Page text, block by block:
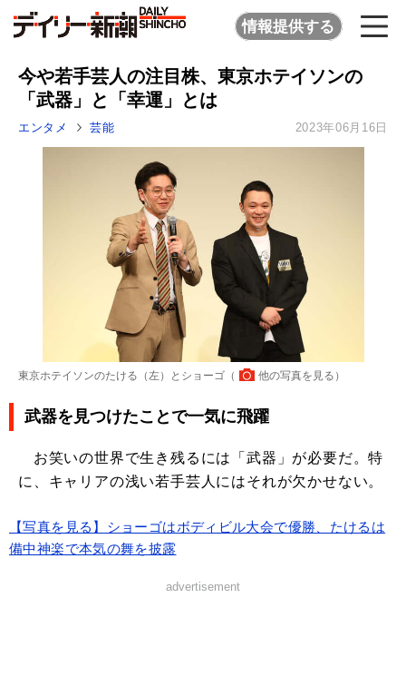
情報提供する
今や若手芸人の注目株、東京ホテイソンの
「武器」と「幸運」とは
エンタメ 芸能 2023年06月16日
東京ホテイソンのたける（左）とショーゴ（ 他の写真を見る ）
武器を見つけたことで一気に飛躍
お笑いの世界で生き残るには「武器」が必要だ。特
に、キャリアの浅い若手芸人にはそれが欠かせない。
【写真を見る】ショーゴはボディビル大会で優勝、たけるは
備中神楽で本気の舞を披露
advertisement